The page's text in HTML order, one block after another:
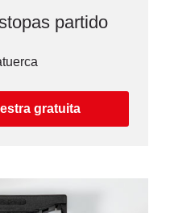
partido
gratuita